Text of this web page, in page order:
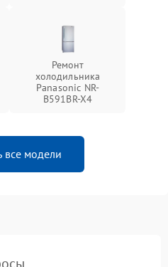
Ремонт
холодильника
Panasonic NR-
B591BR-X4
все модели